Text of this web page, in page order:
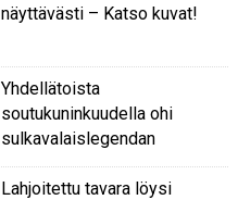
näyttävästi – Katso kuvat!
Yhdellätoista
soutukuninkuudella ohi
sulkavalaislegendan
Lahjoitettu tavara löysi